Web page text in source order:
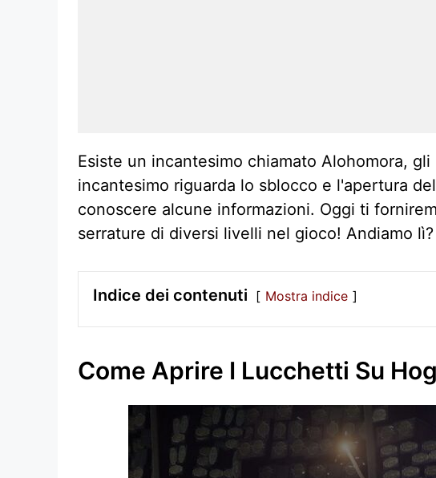
Esiste un incantesimo chiamato Alohomora,
incantesimo riguarda lo sblocco e l'apertura
conoscere alcune informazioni. Oggi ti
serrature di diversi livelli nel gioco! Andiamo lì?
Indice dei contenuti Mostra indice
Come Aprire I Lucchetti Su